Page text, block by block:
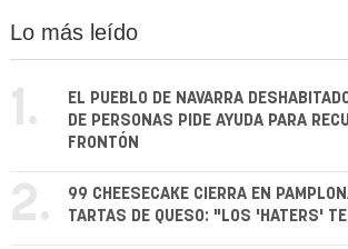
Lo más leído
1.
EL PUEBLO DE NAVARRA
DE PERSONAS PIDE AYUDA PARA
FRONTÓN
2.
99 CHEESECAKE CIERRA EN
TARTAS DE QUESO: "LOS 'HATERS'